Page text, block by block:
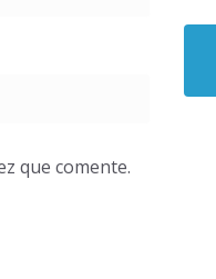
que comente.